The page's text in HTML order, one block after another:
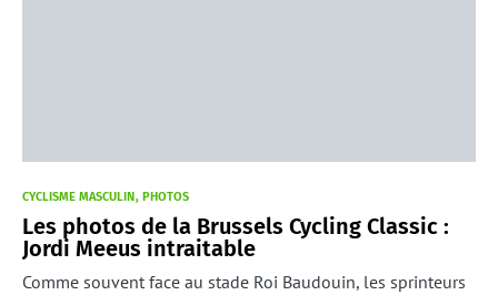
CYCLISME MASCULIN PHOTOS
Les photos de la Brussels Cycling Classic :
Jordi Meeus intraitable
Comme souvent face au stade Roi Baudouin, les sprinteurs